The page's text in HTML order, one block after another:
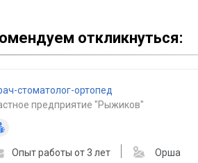
откликнуться:
стоматолог-ортопед
предприятие "Рыжиков"
Опыт работы от 3 лет Орша